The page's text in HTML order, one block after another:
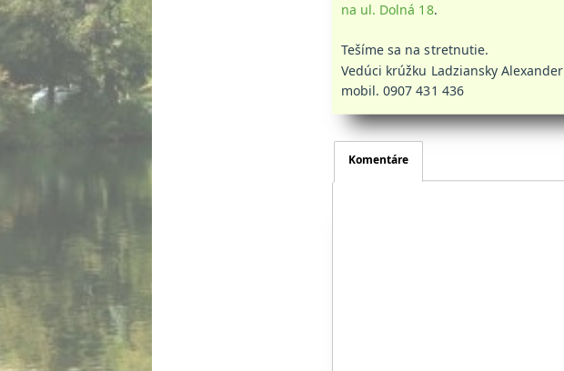
na ul. Dolná 18.
Tešíme sa na stretnutie.
Vedúci krúžku Ladziansky Alexander
mobil. 0907 431 436
Komentáre